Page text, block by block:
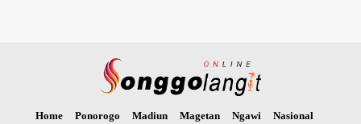
Home Ponorogo Madiun Magetan Ngawi
Nasional